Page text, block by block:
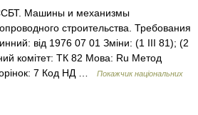
Машины и механизмы
строительства. Требования
від 1976 07 01 Зміни: (1 III 81); (2
комітет: ТК 82 Мова: Ru Метод
7 Код НД …
Покажчик національних